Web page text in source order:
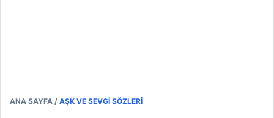
ANA SAYFA / AŞK VE SEVGI SÖZLERI